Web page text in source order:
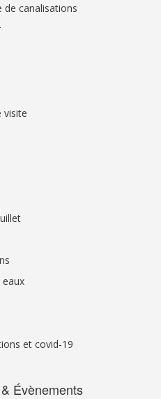
de canalisations
visite
eaux
et covid-19
Évènements